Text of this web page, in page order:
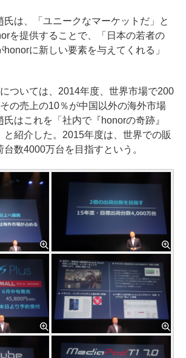
は、「ユニークなマーケットだ」と
を提供することで、「日本の若者の
に新しい要素を与えてくれる」
ついては、2014年度、世界市場で200
の売上の10％が中国以外の海外市場
はこれを「社内で『honorの奇跡』
と紹介した。2015年度は、世界での販
数4000万台を目指すという。